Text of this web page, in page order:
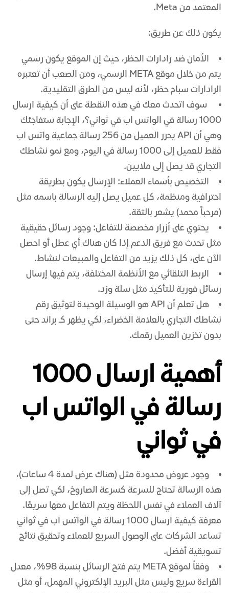
المعتمد من Meta.
يكون ذلك عن طريق:
الأمان ضد رادارات الحظر، حيث إن الموقع يكون رسمي
يتم من خلال موقع META الرسمي، ومن الصعب أن تعتبره
الرادارات سبام حظر، لأنه ليس من الطرق التقليدية.
سوف اتحدث معك في هذه النقطة على أن كيفية ارسال
1000 رسالة في الواتس اب في ثواني؟، الإجابة ستفاجئك
وهي أن API يحرر العميل من 256 رسالة جماعية واتس اب
فقط للعميل إلى 1000 رسالة في اليوم، ومع نمو نشاطك
التجاري قد يصل إلى ملايين.
التخصيص بأسماء العملاء: الإرسال يكون بطريقة
احترافية ومنظمة، كل عميل يصل إليه الرسالة باسمه مثل
(مرحباً محمد) يشعر بالثقة.
يحتوي على أزرار مخصصة للتفاعل: وجود رسائل حقيقية
مثل تحدث مع فريق الدعم إذا كان هناك أي عطل أو احصل
الآن على، كل ذلك يزيد من التفاعل والمبيعات لنشاط.
الربط التلقائي مع الأنظمة المختلفة، يتم فيها إرسال
رسائل فورية للتأكيد مثل سلة وزد.
هل تعلم أن API هو الوسيلة الوحيدة لتوثيق رقم
نشاطك التجاري بالعلامة الخضراء، لكي يظهر كـ براند حتى
بدون تخزين العميل رقمك.
أهمية ارسال 1000
رسالة في الواتس اب
في ثواني
وجود عروض محدودة مثل (هناك عرض لمدة 4 ساعات)،
هذه الرسالة تحتاج للسرعة كسرعة الصاروخ، لكي تصل إلى
آلاف العملاء في نفس اللحظة ويتم التفاعل معها سريعًا.
معرفة كيفية ارسال 1000 رسالة في الواتس اب في ثواني
تساعد الشركات على الوصول السريع للعملاء وتحقيق نتائج
تسويقية أفضل.
وفقاً لموقع META يتم فتح الرسائل بنسبة 98%، معدل
القراءة سريع وليس مثل البريد الإلكتروني المهمل، أو مثل